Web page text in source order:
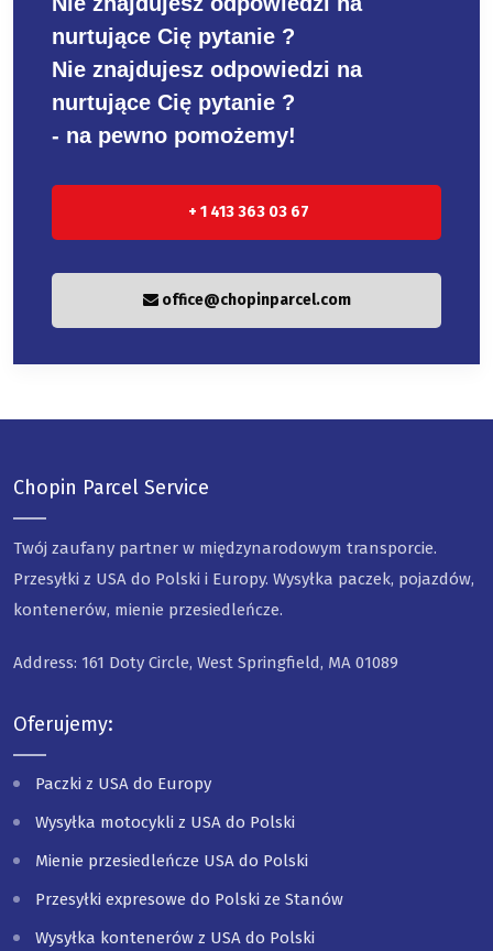
nurtujące Cię pytanie ?
Nie znajdujesz odpowiedzi na
nurtujące Cię pytanie ?
- na pewno pomożemy!
+ 1 413 363 03 67
office@chopinparcel.com
Chopin Parcel Service
Twój zaufany partner w międzynarodowym transporcie.
Przesyłki z USA do Polski i Europy. Wysyłka paczek, pojazdów,
kontenerów, mienie przesiedleńcze.
Address: 161 Doty Circle, West Springfield, MA 01089
Oferujemy:
Paczki z USA do Europy
Wysyłka motocykli z USA do Polski
Mienie przesiedleńcze USA do Polski
Przesyłki expresowe do Polski ze Stanów
Wysyłka kontenerów z USA do Polski